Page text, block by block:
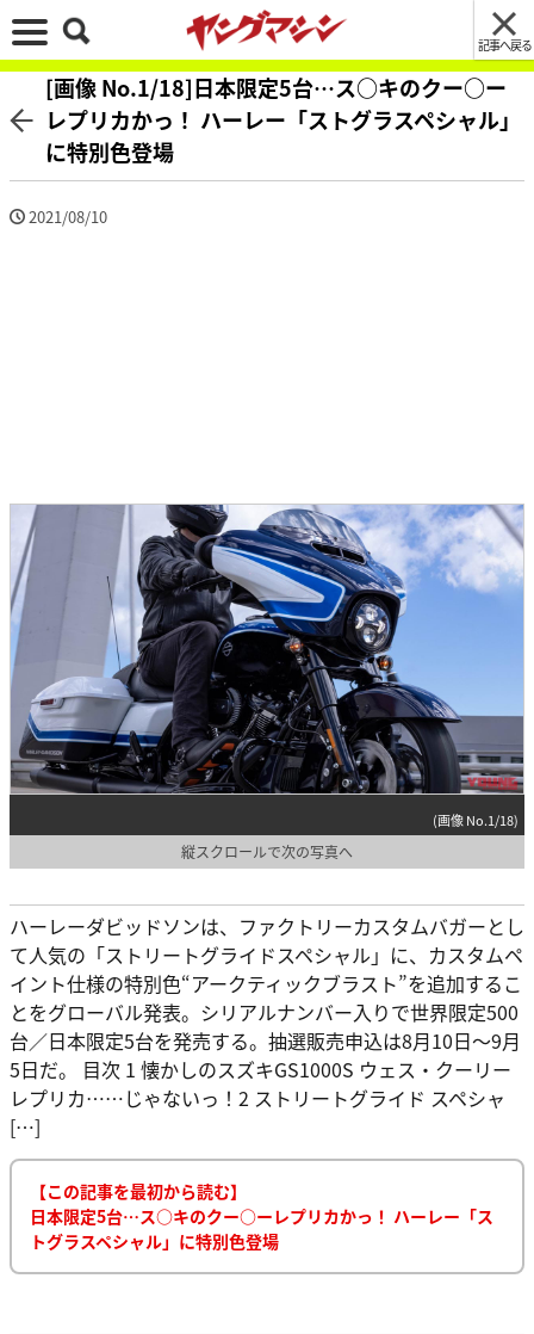
記事へ戻る
[画像 No.1/18]日本限定5台…ス○キのクー○ー
レプリカかっ！ ハーレー「ストグラスペシャル」
に特別色登場
2021/08/10
(画像 No.1/18)
縦スクロールで次の写真へ
ハーレーダビッドソンは、ファクトリーカスタムバガーとし
て人気の「ストリートグライドスペシャル」に、カスタムペ
イント仕様の特別色“アークティックブラスト”を追加するこ
とをグローバル発表。シリアルナンバー入りで世界限定500
台／日本限定5台を発売する。抽選販売申込は8月10日～9月
5日だ。 目次 1 懐かしのスズキGS1000S ウェス・クーリー
レプリカ……じゃないっ！2 ストリートグライド スペシャ
[…]
【この記事を最初から読む】
日本限定5台…ス○キのクー○ーレプリカかっ！ ハーレー「ス
トグラスペシャル」に特別色登場